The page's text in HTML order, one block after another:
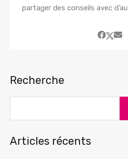
partager des conseils avec
Recherche
Articles récents